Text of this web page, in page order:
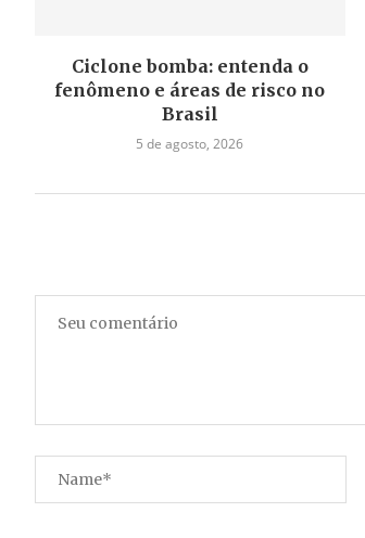
Ciclone bomba: entenda o
fenômeno e áreas de risco no
Brasil
5 de agosto, 2026